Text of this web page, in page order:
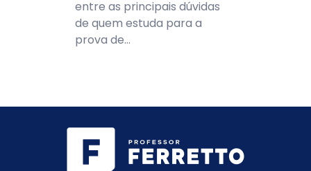
entre as principais dúvidas
de quem estuda para a
prova de...